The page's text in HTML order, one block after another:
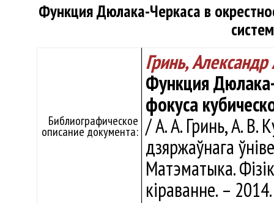
Функция Дюлака-Черкаса в
Библиографическое
описание документа:
Гринь,
Функция Дюлака-
фокуса
/ А. А. Гринь, А. В.
дзяржаўнага
Матэматыка.
кіраванне. –